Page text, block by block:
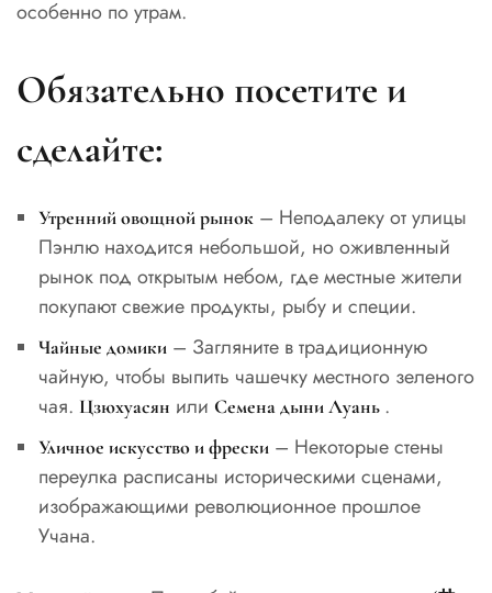
особенно по утрам.
Обязательно посетите и
сделайте:
Утренний овощной рынок– Неподалеку от улицы
Пэнлю находится небольшой, но оживленный
рынок под открытым небом, где местные жители
покупают свежие продукты, рыбу и специи.
Чайные домики– Загляните в традиционную
чайную, чтобы выпить чашечку местного зеленого
чая. Цзюхуасян или Семена дыни Луань .
Уличное искусство и фрески– Некоторые стены
переулка расписаны историческими сценами,
изображающими революционное прошлое
Учана.